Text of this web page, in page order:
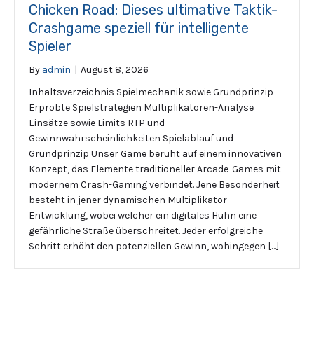
Chicken Road: Dieses ultimative Taktik-
Crashgame speziell für intelligente
Spieler
By admin | August 8, 2026
Inhaltsverzeichnis Spielmechanik sowie Grundprinzip
Erprobte Spielstrategien Multiplikatoren-Analyse
Einsätze sowie Limits RTP und
Gewinnwahrscheinlichkeiten Spielablauf und
Grundprinzip Unser Game beruht auf einem innovativen
Konzept, das Elemente traditioneller Arcade-Games mit
modernem Crash-Gaming verbindet. Jene Besonderheit
besteht in jener dynamischen Multiplikator-
Entwicklung, wobei welcher ein digitales Huhn eine
gefährliche Straße überschreitet. Jeder erfolgreiche
Schritt erhöht den potenziellen Gewinn, wohingegen […]